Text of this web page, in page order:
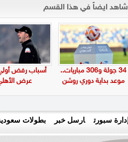
شاهد ايضاً في هذا القسم
34 جولة و306 مباريات..
موعد بداية دوري روشن
أسباب رفض أولي
عرض
إدارة سبورت ارسل خبر بطولات